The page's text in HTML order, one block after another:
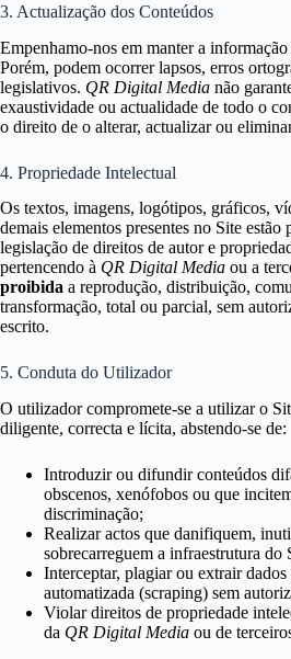
3. Actualização dos Conteúdos
Empenhamo-nos em manter a
Porém, podem ocorrer lapsos, erros
legislativos. QR Digital Media não
exaustividade ou actualidade de todo o
o direito de o alterar, actualizar ou
4. Propriedade Intelectual
Os textos, imagens, logótipos, gráficos,
demais elementos presentes no Site estão
legislação de direitos de autor e
pertencendo à QR Digital Media ou a
proibida a reprodução, distribuição,
transformação, total ou parcial, sem
escrito.
5. Conduta do Utilizador
O utilizador compromete-se a utilizar o
diligente, correcta e lícita, abstendo-se de:
Introduzir ou difundir conteúdos
obscenos, xenófobos ou que
discriminação;
Realizar actos que danifiquem,
sobrecarreguem a infraestrutura do
Interceptar, plagiar ou extrair dados
automatizada (scraping) sem
Violar direitos de propriedade
da QR Digital Media ou de